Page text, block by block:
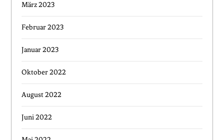
März 2023
Februar 2023
Januar 2023
Oktober 2022
August 2022
Juni 2022